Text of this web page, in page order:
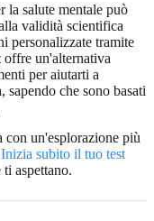
la salute mentale può
validità scientifica
personalizzate tramite
offre un'alternativa
per aiutarti a
che sono basati
un'esplorazione più
Inizia subito il tuo test
aspettano.